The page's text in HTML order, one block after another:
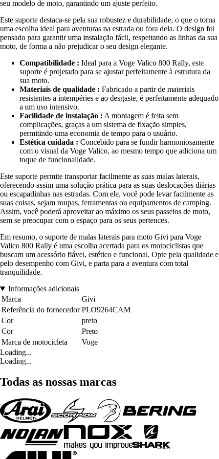
seu modelo de moto, garantindo um ajuste perfeito.
Este suporte destaca-se pela sua robustez e durabilidade, o que o torna
uma escolha ideal para aventuras na estrada ou fora dela. O design foi
pensado para garantir uma instalação fácil, respeitando as linhas da sua
moto, de forma a não prejudicar o seu design elegante.
Compatibilidade : Ideal para a Voge Valico 800 Rally, este
suporte é projetado para se ajustar perfeitamente à estrutura da
sua moto.
Materiais de qualidade : Fabricado a partir de materiais
resistentes a intempéries e ao desgaste, é perfeitamente adequado
a um uso intensivo.
Facilidade de instalação : A montagem é feita sem
complicações, graças a um sistema de fixação simples,
permitindo uma economia de tempo para o usuário.
Estética cuidada : Concebido para se fundir harmoniosamente
com o visual da Voge Valico, ao mesmo tempo que adiciona um
toque de funcionalidade.
Este suporte permite transportar facilmente as suas malas laterais,
oferecendo assim uma solução prática para as suas deslocações diárias
ou escapadinhas nas estradas. Com ele, você pode levar facilmente as
suas coisas, sejam roupas, ferramentas ou equipamentos de camping.
Assim, você poderá aproveitar ao máximo os seus passeios de moto,
sem se preocupar com o espaço para os seus pertences.
Em resumo, o suporte de malas laterais para moto Givi para Voge
Valico 800 Rally é uma escolha acertada para os motociclistas que
buscam um acessório fiável, estético e funcional. Opte pela qualidade e
pelo desempenho com Givi, e parta para a aventura com total
tranquilidade.
Informações adicionais
Marca
Givi
Referência do fornecedor PLO9264CAM
Cor
preto
Cor
Preto
Marca de motocicleta
Voge
Loading...
Loading...
Todas as nossas marcas